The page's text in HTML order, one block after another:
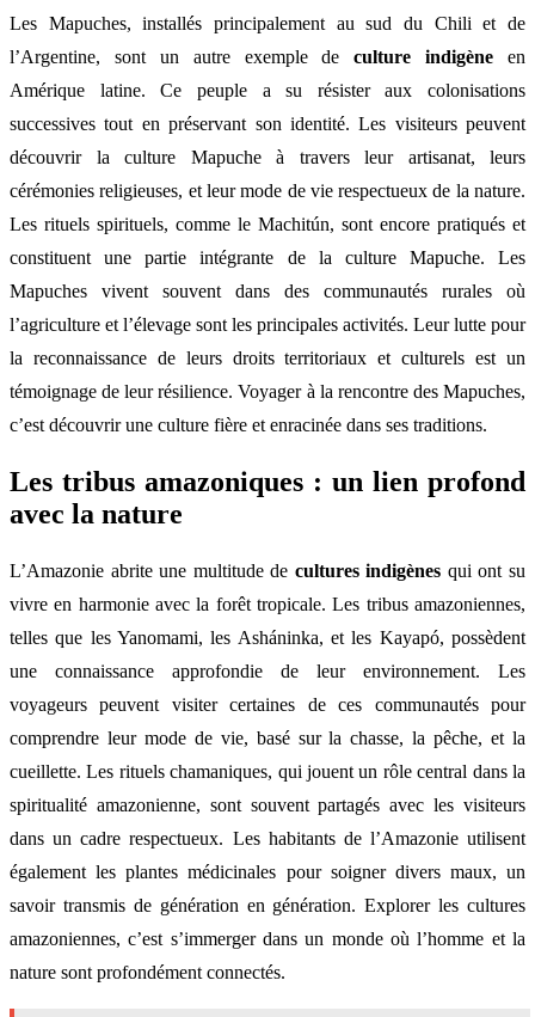
Les Mapuches, installés principalement au sud du Chili et de
l’Argentine, sont un autre exemple deculture indigène en
Amérique latine. Ce peuple a su résister aux colonisations
successives tout en préservant son identité. Les visiteurs peuvent
découvrir la culture Mapuche à travers leur artisanat, leurs
cérémonies religieuses, et leur mode de vie respectueux de la nature.
Les rituels spirituels, comme le Machitún, sont encore pratiqués et
constituent une partie intégrante de la culture Mapuche. Les
Mapuches vivent souvent dans des communautés rurales où
l’agriculture et l’élevage sont les principales activités. Leur lutte pour
la reconnaissance de leurs droits territoriaux et culturels est un
témoignage de leur résilience. Voyager à la rencontre des Mapuches,
c’est découvrir une culture fière et enracinée dans ses traditions.
Les tribus amazoniques : un lien profond
avec la nature
L’Amazonie abrite une multitude de cultures indigènes qui ont su
vivre en harmonie avec la forêt tropicale. Les tribus amazoniennes,
telles que les Yanomami, les Asháninka, et les Kayapó, possèdent
une connaissance approfondie de leur environnement. Les
voyageurs peuvent visiter certaines de ces communautés pour
comprendre leur mode de vie, basé sur la chasse, la pêche, et la
cueillette. Les rituels chamaniques, qui jouent un rôle central dans la
spiritualité amazonienne, sont souvent partagés avec les visiteurs
dans un cadre respectueux. Les habitants de l’Amazonie utilisent
également les plantes médicinales pour soigner divers maux, un
savoir transmis de génération en génération. Explorer les cultures
amazoniennes, c’est s’immerger dans un monde où l’homme et la
nature sont profondément connectés.